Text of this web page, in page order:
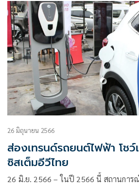
เนื่อง
26 มิถุนายน 2566
ส่องเทรนด์รถยนต์ไฟฟ้า โช
ซิสเต็มอีวีไทย
26 มิ.ย. 2566 – ในปี 2566 นี้ สถานกา